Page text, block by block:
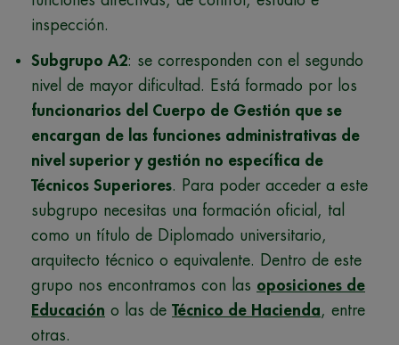
inspección.
Subgrupo A2: se corresponden con el segundo
nivel de mayor dificultad. Está formado por los
funcionarios del Cuerpo de Gestión que se
encargan de las funciones administrativas de
nivel superior y gestión no específica de
Técnicos Superiores. Para poder acceder a este
subgrupo necesitas una formación oficial, tal
como un título de Diplomado universitario,
arquitecto técnico o equivalente. Dentro de este
grupo nos encontramos con las oposiciones de
Educación o las de Técnico de Hacienda, entre
otras.